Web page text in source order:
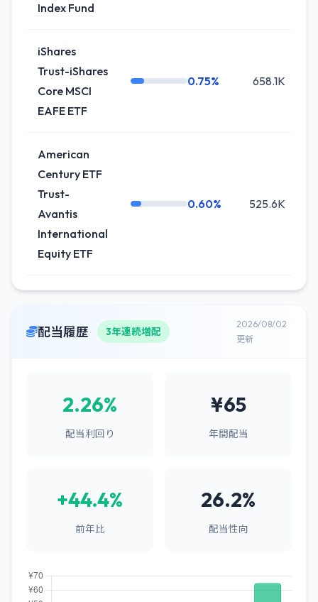
Index Fund
iShares
Trust-iShares
Core MSCI
EAFE ETF
0.75% 658.1K
American
Century ETF
Trust-
Avantis
International
Equity ETF
0.60% 525.6K
配当履歴 3年連続増配
2026/08/02
更新
2.26%
配当利回り
¥65
年間配当
+44.4%
前年比
26.2%
配当性向